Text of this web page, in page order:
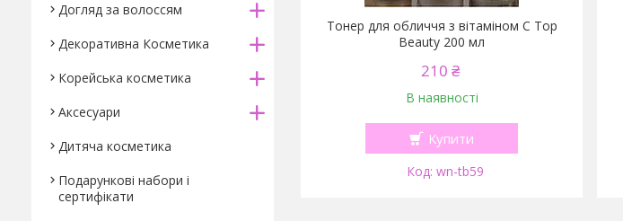
Тонер для обличчя з вітаміном С Top
Beauty 200 мл
210 ₴
В наявності
Купити
wn-tb59
Догляд за волоссям
Декоративна Косметика
Корейська косметика
Аксесуари
Дитяча косметика
Подарункові набори і
сертифікати